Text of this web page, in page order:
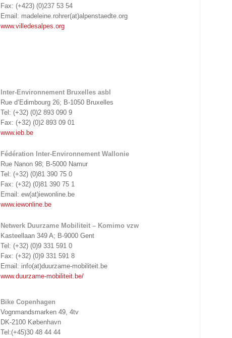
Fax: (+423) (0)237 53 54
Email: madeleine.rohrer(at)alpenstaedte.org
www.villedesalpes.org
Inter-Environnement Bruxelles asbl
Rue d’Edimbourg 26; B-1050 Bruxelles
Tel: (+32) (0)2 893 090 9
Fax: (+32) (0)2 893 09 01
www.ieb.be
Fédération Inter-Environnement Wallonie
Rue Nanon 98; B-5000 Namur
Tel: (+32) (0)81 390 75 0
Fax: (+32) (0)81 390 75 1
Email: ew(at)iewonline.be
www.iewonline.be
Netwerk Duurzame Mobiliteit – Komimo vzw
Kasteellaan 349 A; B-9000 Gent
Tel: (+32) (0)9 331 591 0
Fax: (+32) (0)9 331 591 8
Email: info(at)duurzame-mobiliteit.be
www.duurzame-mobiliteit.be/
Bike Copenhagen
Vognmandsmarken 49, 4tv
DK-2100 København
Tel:(+45)30 48 44 44